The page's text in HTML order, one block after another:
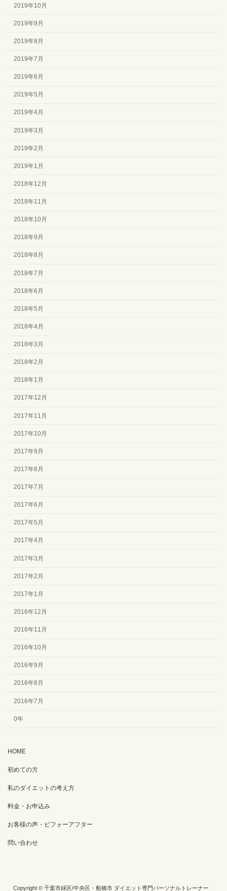
2019年10月
2019年9月
2019年8月
2019年7月
2019年6月
2019年5月
2019年4月
2019年3月
2019年2月
2019年1月
2018年12月
2018年11月
2018年10月
2018年9月
2018年8月
2018年7月
2018年6月
2018年5月
2018年4月
2018年3月
2018年2月
2018年1月
2017年12月
2017年11月
2017年10月
2017年9月
2017年8月
2017年7月
2017年6月
2017年5月
2017年4月
2017年3月
2017年2月
2017年1月
2016年12月
2016年11月
2016年10月
2016年9月
2016年8月
2016年7月
0年
HOME
初めての方
私のダイエットの考え方
料金・お申込み
お客様の声・ビフォーアフター
問い合わせ
Copyright © 千葉市緑区/中央区・船橋市 ダイエット専門パーソナルトレーナー